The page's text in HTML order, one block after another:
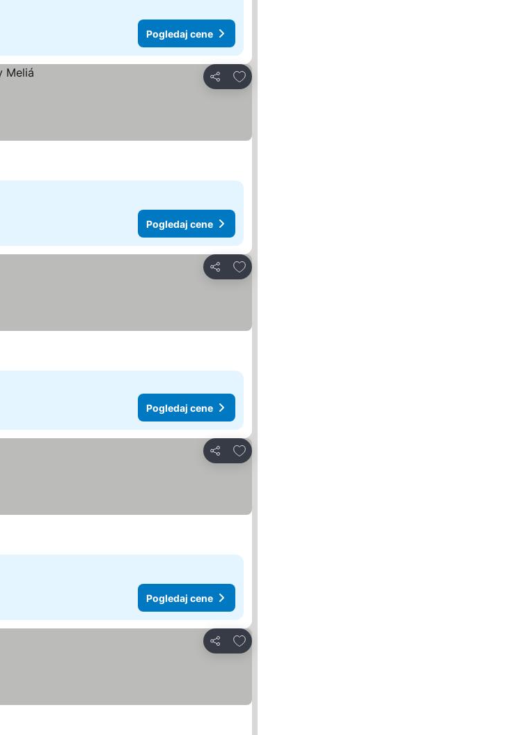
Pogledaj cene
Deli
Dodati u favorite
Pogledaj cene
Deli
Dodati u favorite
Pogledaj cene
Deli
Dodati u favorite
Pogledaj cene
Deli
Dodati u favorite